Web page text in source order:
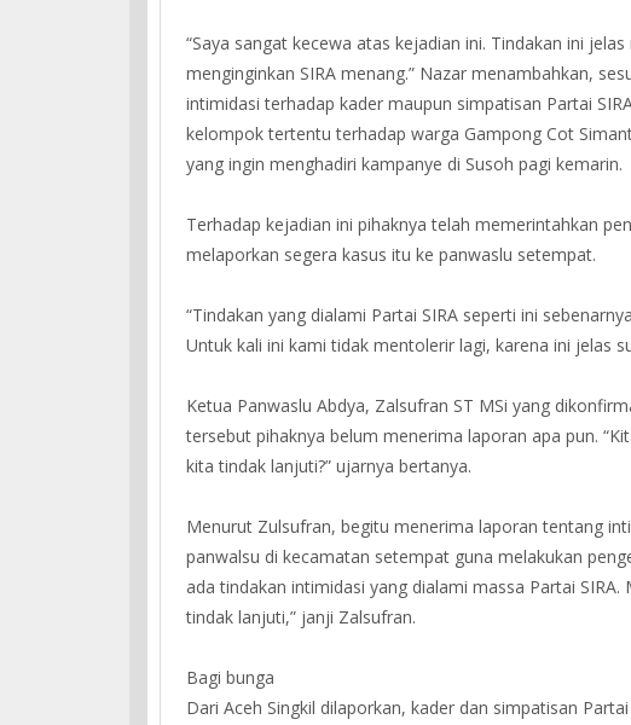
“Saya sangat kecewa atas kejadian ini. Tindakan ini
menginginkan SIRA menang.” Nazar menambahkan,
intimidasi terhadap kader maupun simpatisan Partai
kelompok tertentu terhadap warga Gampong Cot
yang ingin menghadiri kampanye di Susoh pagi kemarin.
Terhadap kejadian ini pihaknya telah memerintahkan
melaporkan segera kasus itu ke panwaslu setempat.
“Tindakan yang dialami Partai SIRA seperti ini
Untuk kali ini kami tidak mentolerir lagi, karena ini jelas
Ketua Panwaslu Abdya, Zalsufran ST MSi yang
tersebut pihaknya belum menerima laporan apa pun.
kita tindak lanjuti?” ujarnya bertanya.
Menurut Zulsufran, begitu menerima laporan tentang
panwalsu di kecamatan setempat guna melakukan
ada tindakan intimidasi yang dialami massa Partai
tindak lanjuti,” janji Zalsufran.
Bagi bunga
Dari Aceh Singkil dilaporkan, kader dan simpatisan